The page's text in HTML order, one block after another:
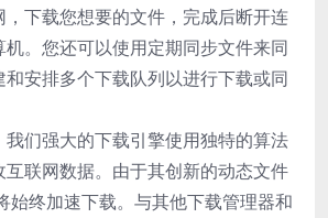
，下载您想要的文件，完成后断开连
。您还可以使用定期同步文件来同
安排多个下载队列以进行下载或同
们强大的下载引擎使用独特的算法
互联网数据。由于其创新的动态文件
始终加速下载。与其他下载管理器和